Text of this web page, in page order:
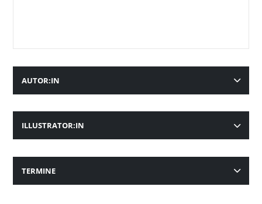
AUTOR:IN
ILLUSTRATOR:IN
TERMINE